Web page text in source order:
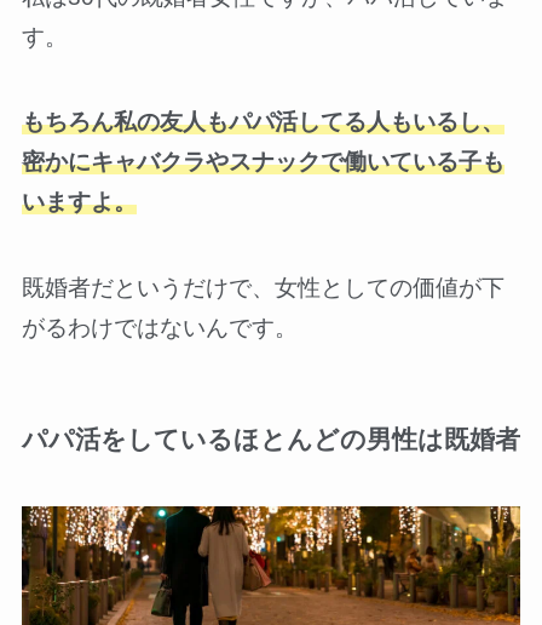
す。
もちろん私の友人もパパ活してる人もいるし、
密かにキャバクラやスナックで働いている子も
いますよ。
既婚者だというだけで、女性としての価値が下
がるわけではないんです。
パパ活をしているほとんどの男性は既婚者